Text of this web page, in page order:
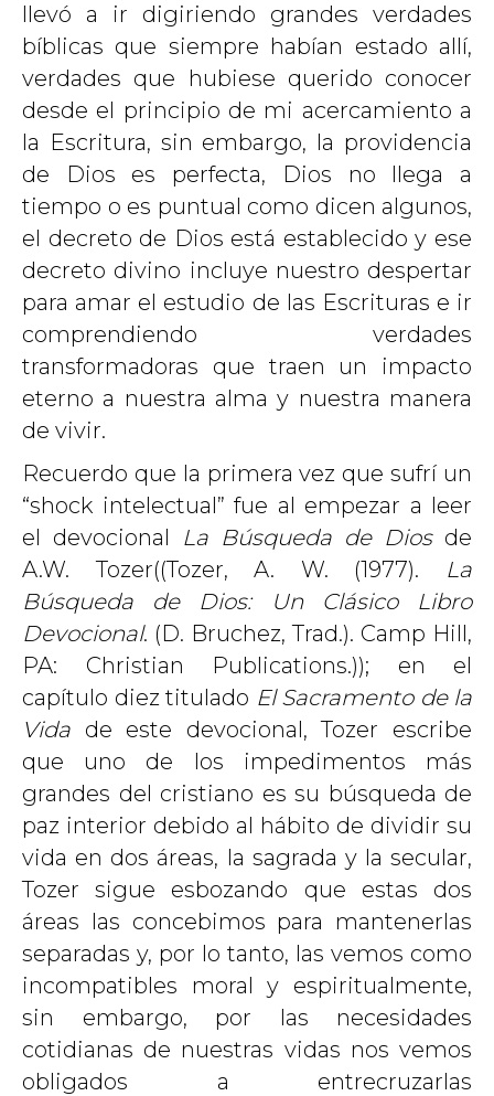
llevó a ir digiriendo grandes verdades
bíblicas que siempre habían estado allí,
verdades que hubiese querido conocer
desde el principio de mi acercamiento a
la Escritura, sin embargo, la providencia
de Dios es perfecta, Dios no llega a
tiempo o es puntual como dicen algunos,
el decreto de Dios está establecido y ese
decreto divino incluye nuestro despertar
para amar el estudio de las Escrituras e ir
comprendiendo verdades
transformadoras que traen un impacto
eterno a nuestra alma y nuestra manera
de vivir.
Recuerdo que la primera vez que sufrí un
“shock intelectual” fue al empezar a leer
el devocional La Búsqueda de Diosde
A.W. Tozer((Tozer, A. W. (1977). La
Búsqueda de Dios: Un Clásico Libro
Devocional. (D. Bruchez, Trad.). Camp Hill,
PA: Christian Publications.)); en el
capítulo diez titulado El Sacramento de la
Vida de este devocional, Tozer escribe
que uno de los impedimentos más
grandes del cristiano es su búsqueda de
paz interior debido al hábito de dividir su
vida en dos áreas, la sagrada y la secular,
Tozer sigue esbozando que estas dos
áreas las concebimos para mantenerlas
separadas y, por lo tanto, las vemos como
incompatibles moral y espiritualmente,
sin embargo, por las necesidades
cotidianas de nuestras vidas nos vemos
obligados a entrecruzarlas